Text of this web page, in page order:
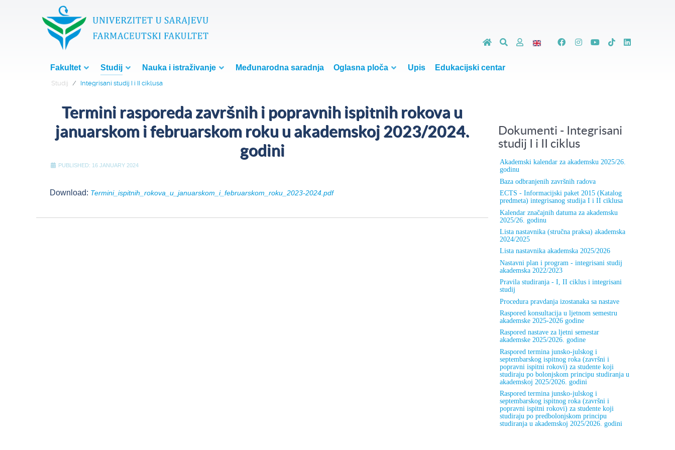
Fakultet Studij Nauka i istraživanje Međunarodna saradnja Oglasna ploča Upis Edukacijski centar
Studij Integrisani studij I i II ciklusa
Termini rasporeda završnih i popravnih ispitnih rokova u
januarskom i februarskom roku u akademskoj 2023/2024.
godini
PUBLISHED: 16 JANUARY 2024
Download: Termini_ispitnih_rokova_u_januarskom_i_februarskom_roku_2023-2024.pdf
Dokumenti - Integrisani
studij I i II ciklus
Akademski kalendar za akademsku 2025/26.
godinu
Baza odbranjenih završnih radova
ECTS - Informacijski paket 2015 (Katalog
predmeta) integrisanog studija I i II ciklusa
Kalendar značajnih datuma za akademsku
2025/26. godinu
Lista nastavnika (stručna praksa) akademska
2024/2025
Lista nastavnika akademska 2025/2026
Nastavni plan i program - integrisani studij
akademska 2022/2023
Pravila studiranja - I, II ciklus i integrisani
studij
Procedura pravdanja izostanaka sa nastave
Raspored konsultacija u ljetnom semestru
akademske 2025-2026 godine
Raspored nastave za ljetni semestar
akademske 2025/2026. godine
Raspored termina junsko-julskog i
septembarskog ispitnog roka (završni i
popravni ispitni rokovi) za studente koji
studiraju po bolonjskom principu studiranja u
akademskoj 2025/2026. godini
Raspored termina junsko-julskog i
septembarskog ispitnog roka (završni i
popravni ispitni rokovi) za studente koji
studiraju po predbolonjskom principu
studiranja u akademskoj 2025/2026. godini